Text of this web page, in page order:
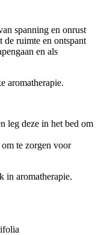
spanning en onrust
ruimte en ontspant
en als
aromatherapie.
leg deze in het bed om
te zorgen voor
in aromatherapie.